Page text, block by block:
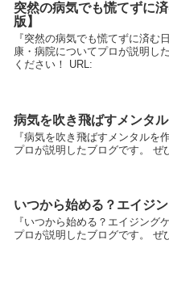
突然の病気でも慌てずに
版】
『突然の病気でも慌てずに済む
康・病院についてプロが説明し
ください！ URL:
病気を吹き飛ばすメンタル
『病気を吹き飛ばすメンタルを
プロが説明したブログです。
いつから始める？エイジン
『いつから始める？エイジング
プロが説明したブログです。